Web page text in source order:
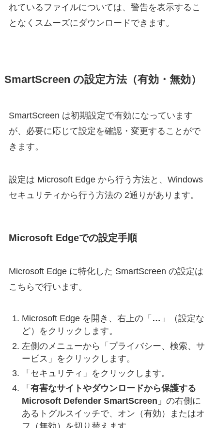
れているファイルについては、警告を表示するこ
となくスムーズにダウンロードできます。
SmartScreen の設定方法（有効・無効）
SmartScreen は初期設定で有効になっています
が、必要に応じて設定を確認・変更することがで
きます。
設定は Microsoft Edge から行う方法と、Windows
セキュリティから行う方法の 2通りがあります。
Microsoft Edgeでの設定手順
Microsoft Edge に特化した SmartScreen の設定は
こちらで行います。
Microsoft Edge を開き、右上の「 … 」（設定な
ど）をクリックします。
左側のメニューから「プライバシー、検索、サ
ービス」をクリックします。
「セキュリティ」をクリックします。
「 有害なサイトやダウンロードから保護する
Microsoft Defender SmartScreen 」の右側に
あるトグルスイッチで、オン（有効）またはオ
フ（無効）を切り替えます。